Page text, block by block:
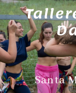
Santa